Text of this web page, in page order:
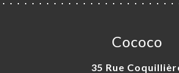
Cococo
35 Rue